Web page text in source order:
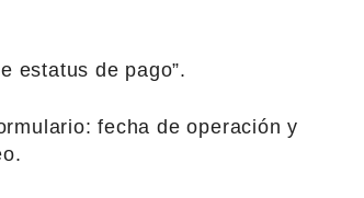
estatus de pago”.
fecha de operación y